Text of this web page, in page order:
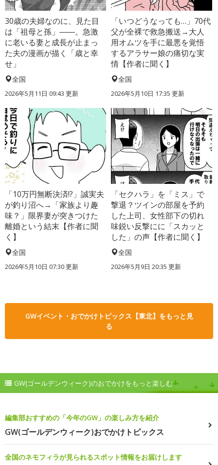
30歳の夫婦なのに、見た目
は「祖母と孫」――。急激
に老いる妻と成長が止まっ
た夫の漫画が描く「歳と幸
せ」
全国
2026年5月11日 09:43 更新
「いつどうなっても…」70代
父が全裸で救急搬送→大人
用オムツを手に最悪を覚悟
するアラサー娘の痛切な実
情【作者に聞く】
全国
2026年5月10日 17:35 更新
「10万円無断決済!?」誠実夫
が釣り沼へ→「家族より趣
味？」限界妻が突きつけた
離婚という結末【作者に聞
く】
全国
2026年5月10日 07:30 更新
「セクハラ」を「ミス」で
撃退？ツインの部屋を予約
した上司、女性部下の切れ
味鋭い反撃にに「スカッと
した」の声【作者に聞く】
全国
2026年5月9日 20:35 更新
GWイベント・おでかけトピックス【東北】をもっと見
る
GW(ゴールデンウィーク)のおでかけをもっと楽しむ
編集部おすすめの「今年のGW」の楽しみ方を紹介
GW(ゴールデンウィーク)おでかけトピックス
全国のネモフィラが見られるスポット情報をお届けします